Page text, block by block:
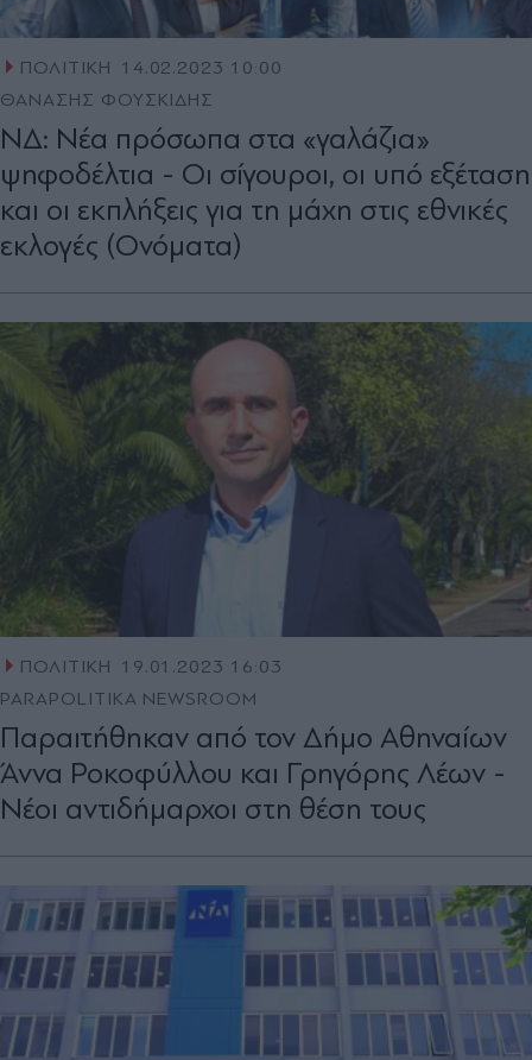
ΠΟΛΙΤΙΚΗ
14.02.2023 10:00
ΘΑΝΑΣΗΣ ΦΟΥΣΚΙΔΗΣ
ΝΔ: Νέα πρόσωπα στα «γαλάζια»
ψηφοδέλτια - Οι σίγουροι, οι υπό εξέταση
και οι εκπλήξεις για τη μάχη στις εθνικές
εκλογές (Ονόματα)
ΠΟΛΙΤΙΚΗ
19.01.2023 16:03
PARAPOLITIKA NEWSROOM
Παραιτήθηκαν από τον Δήμο Αθηναίων
Άννα Ροκοφύλλου και Γρηγόρης Λέων -
Νέοι αντιδήμαρχοι στη θέση τους